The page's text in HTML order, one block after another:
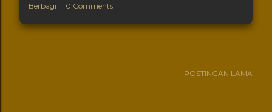
Berbagi 0 Comments
POSTINGAN LAMA